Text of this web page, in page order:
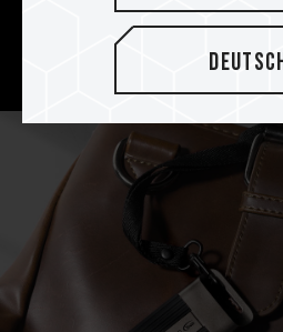
vollständige
sorgenfreies Backup.